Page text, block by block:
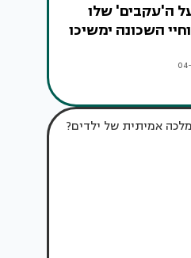
ה'עקבים' שלו
השכונה ימשיכו